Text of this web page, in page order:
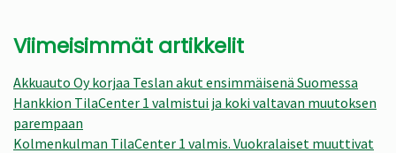
Viimeisimmät artikkelit
Akkuauto Oy korjaa Teslan akut ensimmäisenä Suomessa
Hankkion TilaCenter 1 valmistui ja koki valtavan muutoksen
parempaan
Kolmenkulman TilaCenter 1 valmis. Vuokralaiset muuttivat